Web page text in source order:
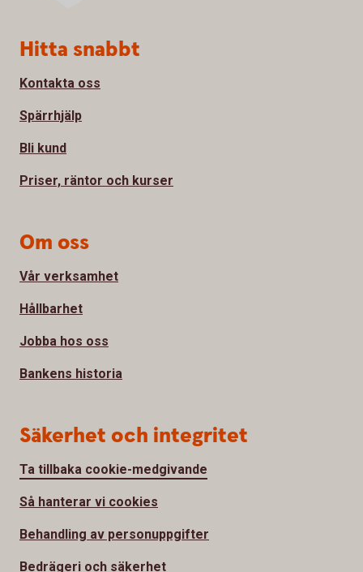
Sidfot
Hitta snabbt
Kontakta oss
Spärrhjälp
Bli kund
Priser, räntor och kurser
Om oss
Vår verksamhet
Hållbarhet
Jobba hos oss
Bankens historia
Säkerhet och integritet
Ta tillbaka cookie-medgivande
Så hanterar vi cookies
Behandling av personuppgifter
Bedrägeri och säkerhet